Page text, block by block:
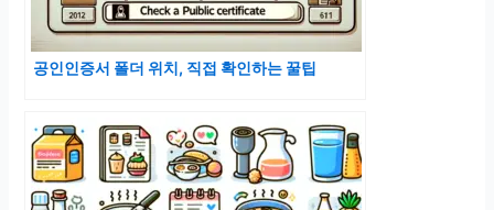
공인인증서 폴더 위치, 직접 확인하는 꿀팁